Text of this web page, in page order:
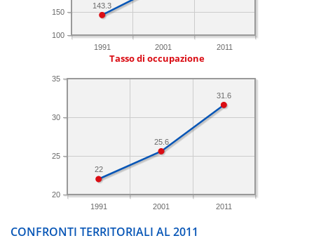
1991 2001 2011
100
150
143.3
Tasso di occupazione
1991 2001 2011
20
25
30
35
31.6
25.6
22
CONFRONTI TERRITORIALI AL 2011